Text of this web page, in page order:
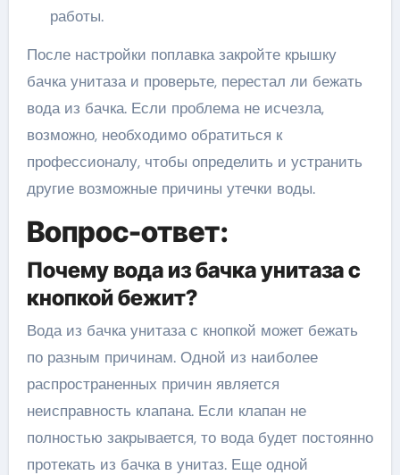
работы.
После настройки поплавка закройте крышку
бачка унитаза и проверьте, перестал ли бежать
вода из бачка. Если проблема не исчезла,
возможно, необходимо обратиться к
профессионалу, чтобы определить и устранить
другие возможные причины утечки воды.
Вопрос-ответ:
Почему вода из бачка унитаза с
кнопкой бежит?
Вода из бачка унитаза с кнопкой может бежать
по разным причинам. Одной из наиболее
распространенных причин является
неисправность клапана. Если клапан не
полностью закрывается, то вода будет постоянно
протекать из бачка в унитаз. Еще одной